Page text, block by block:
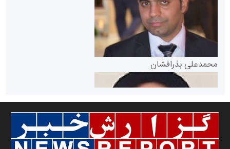
پایگاه خبری گفتمان یزد
مرجع اخبار موثق در بازارسرمایه
سازمان صنعت،معدن و تجارت
محمدعلی بذرافشان